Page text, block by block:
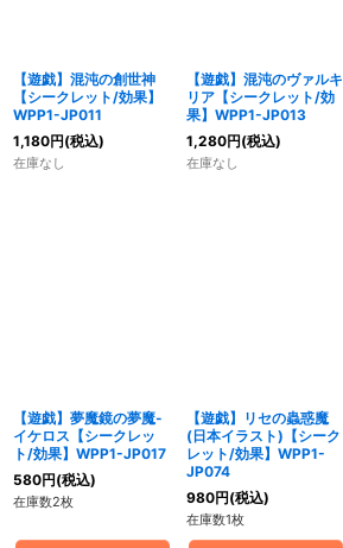
【遊戯】混沌の創世神
【シークレット/効果】
WPP1-JP011
1,180円(税込)
在庫なし
【遊戯】混沌のヴァルキ
リア【シークレット/効
果】WPP1-JP013
1,280円(税込)
在庫なし
【遊戯】夢魔鏡の夢魔-
イケロス【シークレッ
ト/効果】WPP1-JP017
580円(税込)
在庫数2枚
【遊戯】リセの蟲惑魔
(日本イラスト)【シーク
レット/効果】WPP1-
JP074
980円(税込)
在庫数1枚